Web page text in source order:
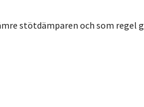
stötdämparen och som regel